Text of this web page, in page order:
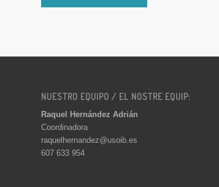
NUESTRO EQUIPO / EL NOSTRE EQUIP:
Raquel Hernández Adrián
Coordinadora
raquelhernandez@usoib.es
607 633 954